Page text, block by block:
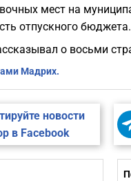
мест на
отпускного бюджета.
о восьми
Мадрих.
новости
в Facebook